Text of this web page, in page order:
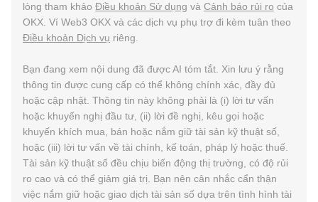
lòng tham khảo Điều khoản Sử dụng và Cảnh báo rủi ro của
OKX. Ví Web3 OKX và các dịch vụ phụ trợ đi kèm tuân theo
Điều khoản Dịch vụ riêng.
Bạn đang xem nội dung đã được AI tóm tắt. Xin lưu ý rằng
thông tin được cung cấp có thể không chính xác, đầy đủ
hoặc cập nhật. Thông tin này không phải là (i) lời tư vấn
hoặc khuyến nghị đầu tư, (ii) lời đề nghị, kêu gọi hoặc
khuyến khích mua, bán hoặc nắm giữ tài sản kỹ thuật số,
hoặc (iii) lời tư vấn về tài chính, kế toán, pháp lý hoặc thuế.
Tài sản kỹ thuật số đều chịu biến động thị trường, có độ rủi
ro cao và có thể giảm giá trị. Bạn nên cân nhắc cẩn thận
việc nắm giữ hoặc giao dịch tài sản số dựa trên tình hình tài